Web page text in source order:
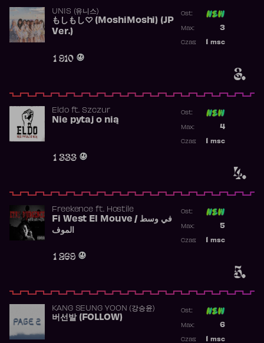
3.
UNIS (유니스)
もしもし♡ (MoshiMoshi) (JP
Ver.)
1 910
Ost:
3
Max:
msc
Czas:
4.
Eldoft. Szczur
Nie pytaj o nią
1 333
Ost:
4
Max:
msc
Czas:
5.
Freekence ft. Hostile
Fi West El Mouve / في وسط
الموف
1 269
Ost:
5
Max:
msc
Czas:
KANG SEUNG YOON (강승윤)
버선발 (FOLLOW)
Ost:
6
Max:
msc
Czas: